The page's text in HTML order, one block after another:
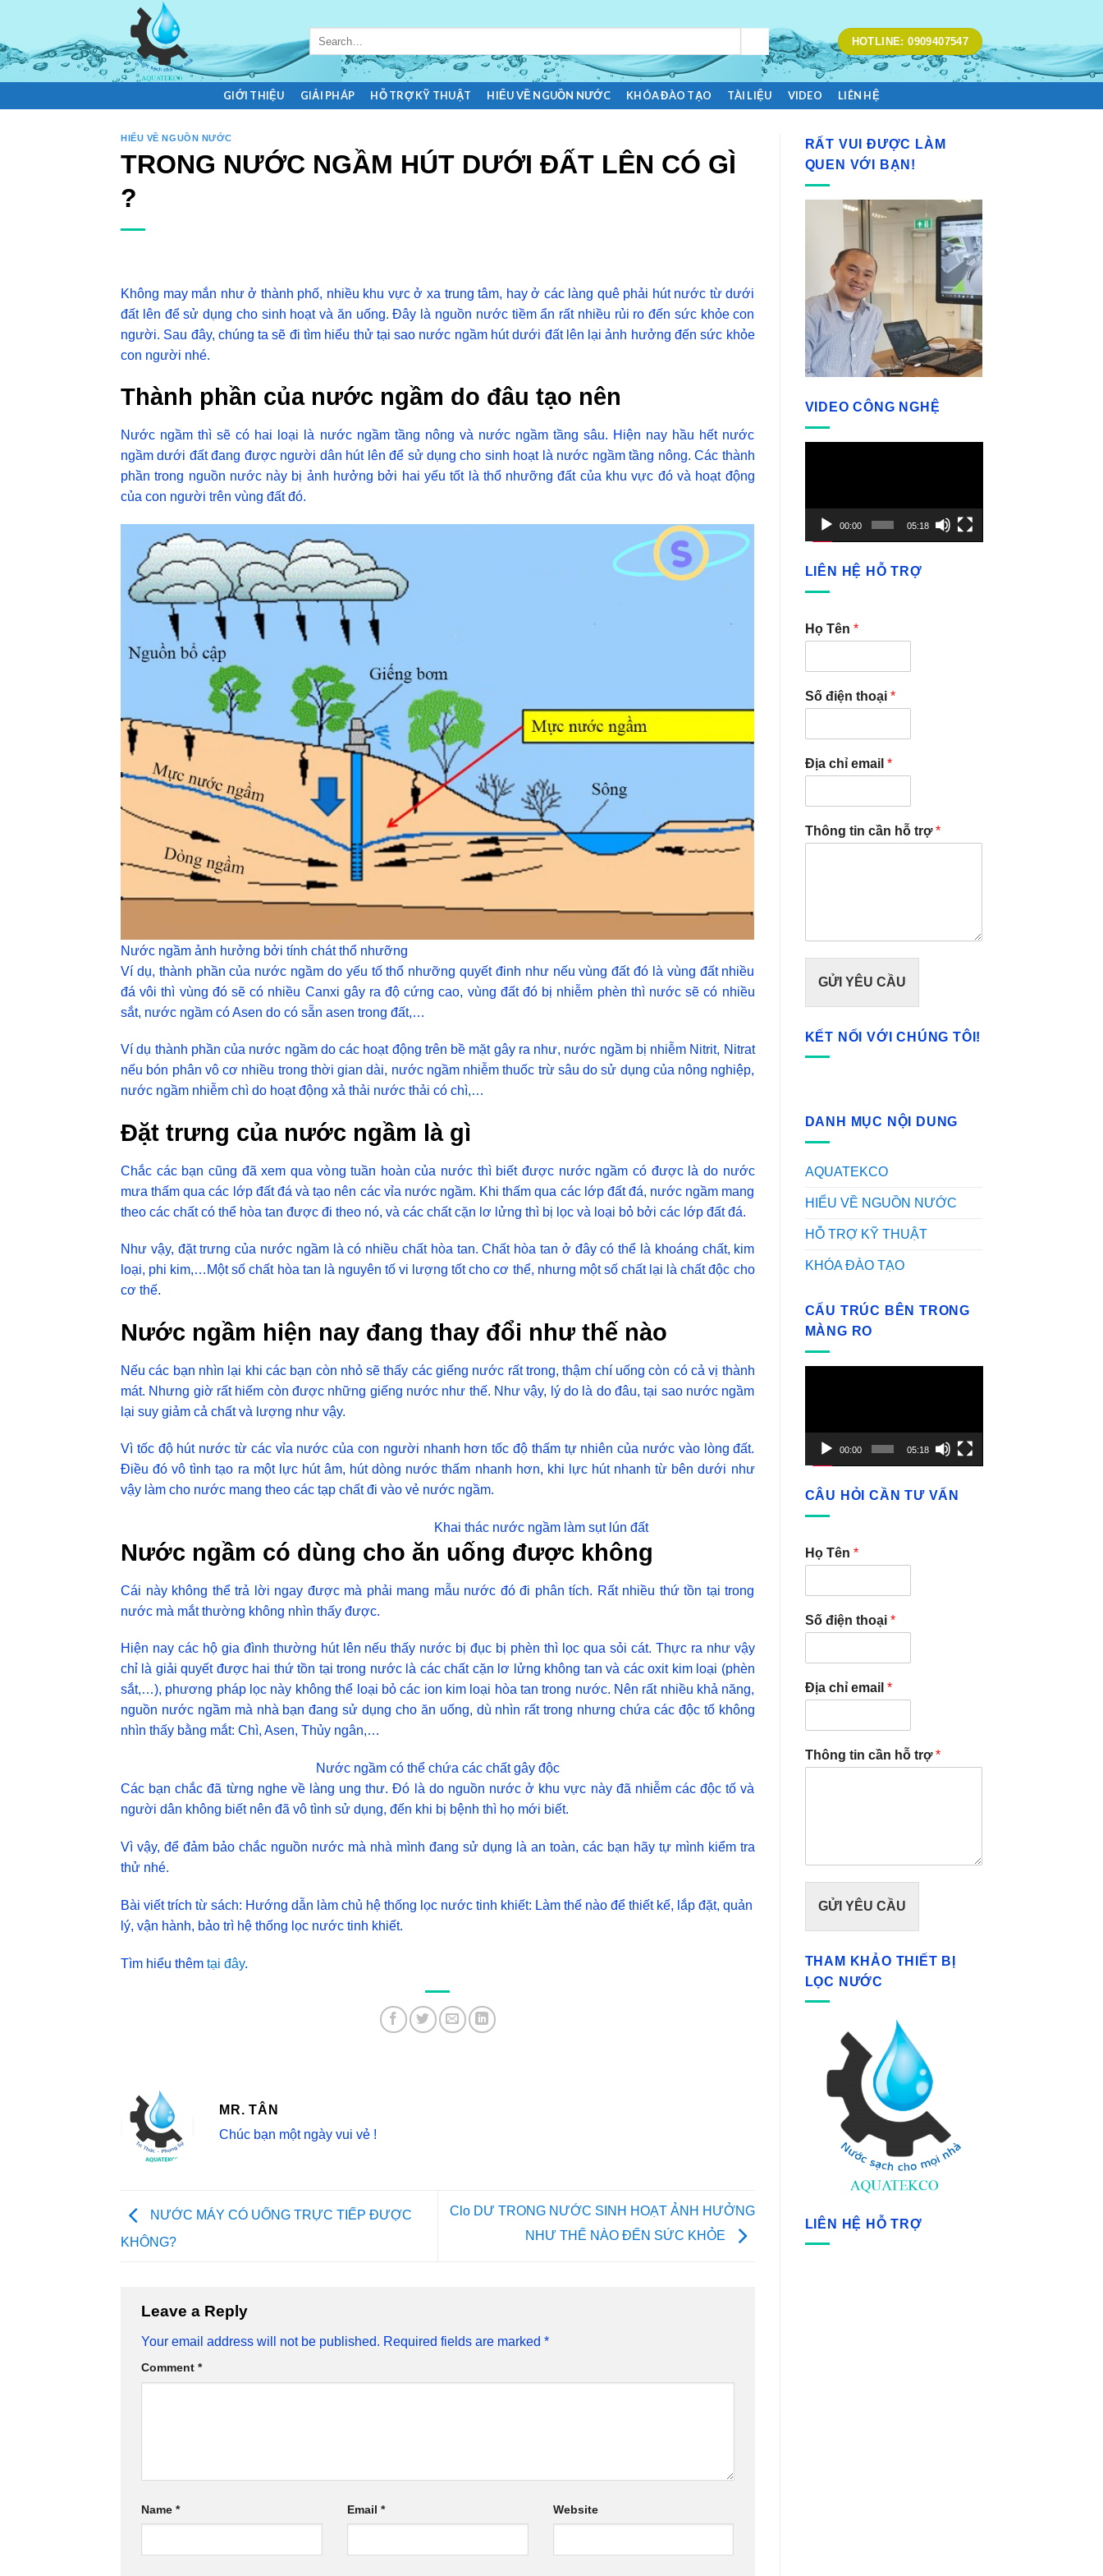
content
for:
HOTLINE: 0909407547
GIỚI THIỆU GIẢI PHÁP HỖ TRỢ KỸ THUẬT HIỂU VỀ NGUỒN NƯỚC KHÓA ĐÀO TẠO TÀI LIỆU VIDEO LIÊN HỆ
HIỂU VỀ NGUỒN NƯỚC
TRONG NƯỚC NGẦM HÚT DƯỚI ĐẤT LÊN CÓ GÌ
?
Không may mắn như ở thành phố, nhiều khu vực ở xa trung tâm, hay ở các làng quê phải hút nước từ dưới
đất lên để sử dụng cho sinh hoạt và ăn uống. Đây là nguồn nước tiềm ẩn rất nhiều rủi ro đến sức khỏe con
người. Sau đây, chúng ta sẽ đi tìm hiểu thử tại sao nước ngầm hút dưới đất lên lại ảnh hưởng đến sức khỏe
con người nhé.
Thành phần của nước ngầm do đâu tạo nên
Nước ngầm thì sẽ có hai loại là nước ngầm tầng nông và nước ngầm tầng sâu. Hiện nay hầu hết nước
ngầm dưới đất đang được người dân hút lên để sử dụng cho sinh hoạt là nước ngầm tầng nông. Các thành
phần trong nguồn nước này bị ảnh hưởng bởi hai yếu tốt là thổ nhưỡng đất của khu vực đó và hoạt động
của con người trên vùng đất đó.
Nước ngầm ảnh hưởng bởi tính chát thổ nhưỡng
Ví dụ, thành phần của nước ngầm do yếu tố thổ nhưỡng quyết đinh như nếu vùng đất đó là vùng đất nhiều
đá vôi thì vùng đó sẽ có nhiều Canxi gây ra độ cứng cao, vùng đất đó bị nhiễm phèn thì nước sẽ có nhiều
sắt, nước ngầm có Asen do có sẵn asen trong đất,…
Ví dụ thành phần của nước ngầm do các hoạt động trên bề mặt gây ra như, nước ngầm bị nhiễm Nitrit, Nitrat
nếu bón phân vô cơ nhiều trong thời gian dài, nước ngầm nhiễm thuốc trừ sâu do sử dụng của nông nghiệp,
nước ngầm nhiễm chì do hoạt động xả thải nước thải có chì,…
Đặt trưng của nước ngầm là gì
Chắc các bạn cũng đã xem qua vòng tuần hoàn của nước thì biết được nước ngầm có được là do nước
mưa thấm qua các lớp đất đá và tạo nên các vỉa nước ngầm. Khi thấm qua các lớp đất đá, nước ngầm mang
theo các chất có thể hòa tan được đi theo nó, và các chất cặn lơ lửng thì bị lọc và loại bỏ bởi các lớp đất đá.
Như vậy, đặt trưng của nước ngầm là có nhiều chất hòa tan. Chất hòa tan ở đây có thể là khoáng chất, kim
loại, phi kim,…Một số chất hòa tan là nguyên tố vi lượng tốt cho cơ thể, nhưng một số chất lại là chất độc cho
cơ thế.
Nước ngầm hiện nay đang thay đổi như thế nào
Nếu các bạn nhìn lại khi các bạn còn nhỏ sẽ thấy các giếng nước rất trong, thậm chí uống còn có cả vị thành
mát. Nhưng giờ rất hiếm còn được những giếng nước như thế. Như vậy, lý do là do đâu, tại sao nước ngầm
lại suy giảm cả chất và lượng như vậy.
Vì tốc độ hút nước từ các vỉa nước của con người nhanh hơn tốc độ thấm tự nhiên của nước vào lòng đất.
Điều đó vô tình tạo ra một lực hút âm, hút dòng nước thấm nhanh hơn, khi lực hút nhanh từ bên dưới như
vậy làm cho nước mang theo các tạp chất đi vào vẻ nước ngầm.
Khai thác nước ngầm làm sụt lún đất
Nước ngầm có dùng cho ăn uống được không
Cái này không thể trả lời ngay được mà phải mang mẫu nước đó đi phân tích. Rất nhiều thứ tồn tại trong
nước mà mắt thường không nhìn thấy được.
Hiện nay các hộ gia đình thường hút lên nếu thấy nước bị đục bị phèn thì lọc qua sỏi cát. Thực ra như vậy
chỉ là giải quyết được hai thứ tồn tại trong nước là các chất cặn lơ lửng không tan và các oxit kim loại (phèn
sắt,…), phương pháp lọc này không thể loại bỏ các ion kim loại hòa tan trong nước. Nên rất nhiều khả năng,
nguồn nước ngầm mà nhà bạn đang sử dụng cho ăn uống, dù nhìn rất trong nhưng chứa các độc tố không
nhìn thấy bằng mắt: Chì, Asen, Thủy ngân,…
Nước ngầm có thể chứa các chất gây độc
Các bạn chắc đã từng nghe về làng ung thư. Đó là do nguồn nước ở khu vực này đã nhiễm các độc tố và
người dân không biết nên đã vô tình sử dụng, đến khi bị bệnh thì họ mới biết.
Vì vậy, để đảm bảo chắc nguồn nước mà nhà mình đang sử dụng là an toàn, các bạn hãy tự mình kiểm tra
thử nhé.
Bài viết trích từ sách: Hướng dẫn làm chủ hệ thống lọc nước tinh khiết: Làm thế nào để thiết kế, lắp đặt, quản
lý, vận hành, bảo trì hệ thống lọc nước tinh khiết.
Tìm hiểu thêm tại đây.
MR. TÂN
Chúc bạn một ngày vui vẻ !
NƯỚC MÁY CÓ UỐNG TRỰC TIẾP ĐƯỢC
KHÔNG?
Clo DƯ TRONG NƯỚC SINH HOẠT ẢNH HƯỞNG
NHƯ THẾ NÀO ĐẾN SỨC KHỎE
Leave a Reply
Your email address will not be published. Required fields are marked *
Comment *
Name * Email * Website
RẤT VUI ĐƯỢC LÀM
QUEN VỚI BẠN!
VIDEO CÔNG NGHỆ
00:00 05:18
LIÊN HỆ HỖ TRỢ
Họ Tên *
Số điện thoại *
Địa chỉ email *
Thông tin cần hỗ trợ*
GỬI YÊU CẦU
KẾT NỐI VỚI CHÚNG TÔI!
DANH MỤC NỘI DUNG
AQUATEKCO
HIỂU VỀ NGUỒN NƯỚC
HỖ TRỢ KỸ THUẬT
KHÓA ĐÀO TẠO
CẤU TRÚC BÊN TRONG
MÀNG RO
00:00 05:18
CÂU HỎI CẦN TƯ VẤN
Họ Tên *
Số điện thoại *
Địa chỉ email *
Thông tin cần hỗ trợ*
GỬI YÊU CẦU
THAM KHẢO THIẾT BỊ
LỌC NƯỚC
LIÊN HỆ HỖ TRỢ